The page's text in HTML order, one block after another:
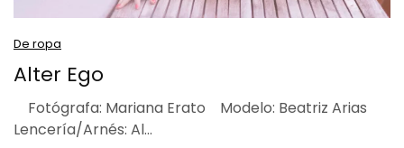
De ropa
Alter Ego
Fotógrafa: Mariana Erato Modelo: Beatriz Arias
Lencería/Arnés: Al…